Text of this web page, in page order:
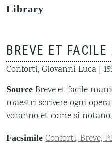
Library
BREVE ET FACILE
Conforti, Giovanni Luca |
Source Breve et facile
maestri scrivere ogni
voranno et come si notano,
Facsimile Conforti, Breve,